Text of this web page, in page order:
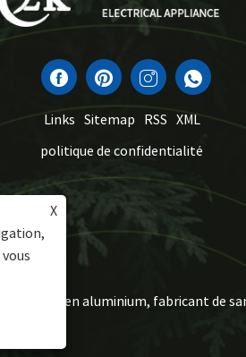
Links Sitemap RSS XML
politique de confidentialité
cuisine en aluminium, fabricant de
X